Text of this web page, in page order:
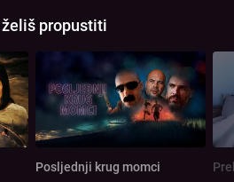
propustiti
Posljednji krug momci